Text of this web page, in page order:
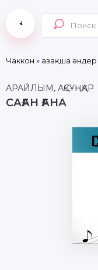
Чаккон » Қазақша әндер
АРАЙЛЫМ, АҚСҰҢҚАР
САҒАН ҒАНА